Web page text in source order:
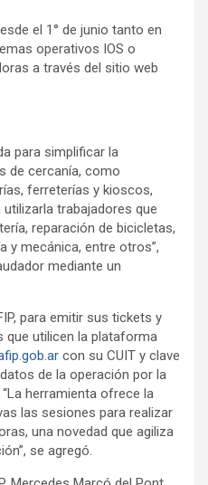
el 1° de junio tanto en
operativos IOS o
a través del sitio web
para simplificar la
de cercanía, como
ferreterías y kioscos,
trabajadores que
reparación de bicicletas,
y mecánica, entre otros”,
mediante un
para emitir sus tickets y
utilicen la plataforma
con su CUIT y clave
de la operación por la
herramienta ofrece la
las sesiones para realizar
una novedad que agiliza
se agregó.